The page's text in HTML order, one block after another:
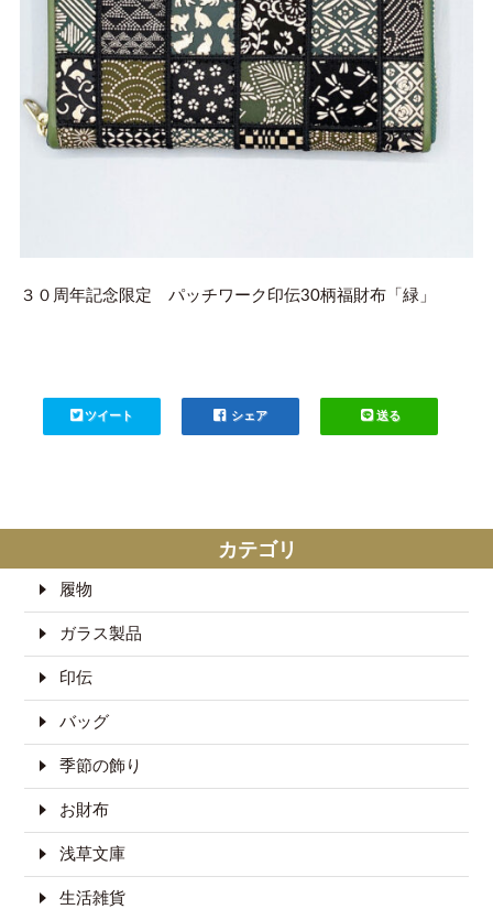
３０周年記念限定 パッチワーク印伝30柄福財布「緑」
ツイート シェア 送る
カテゴリ
履物
ガラス製品
印伝
バッグ
季節の飾り
お財布
浅草文庫
生活雑貨